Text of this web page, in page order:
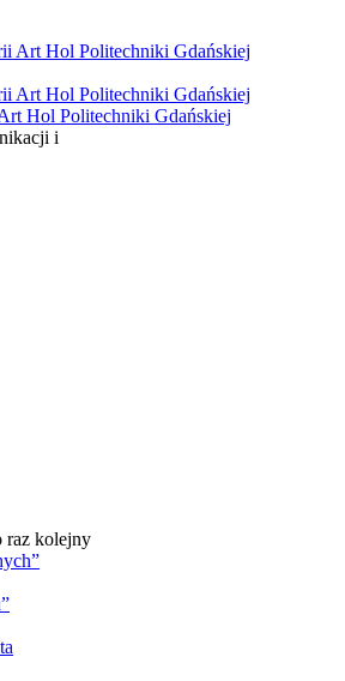
Hol Politechniki Gdańskiej
i
raz kolejny